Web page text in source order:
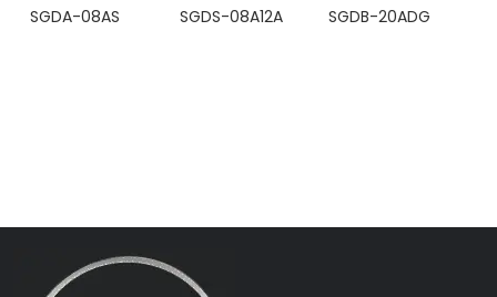
SGDA-08AS SGDS-08A12A SGDB-20ADG